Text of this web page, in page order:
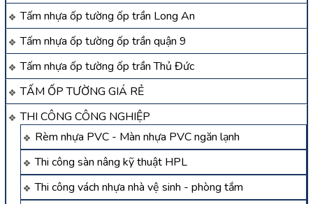
Tấm nhựa ốp tường ốp trần Long An
Tấm nhựa ốp tường ốp trần quận 9
Tấm nhựa ốp tường ốp trần Thủ Đức
TẤM ỐP TƯỜNG GIÁ RẺ
THI CÔNG CÔNG NGHIỆP
Rèm nhựa PVC - Màn nhựa PVC ngăn lạnh
Thi công sàn nâng kỹ thuật HPL
Thi công vách nhựa nhà vệ sinh - phòng tắm